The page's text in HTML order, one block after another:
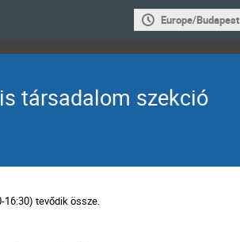
Europe/Budapest
társadalom szekció
16:30) tevődik össze.